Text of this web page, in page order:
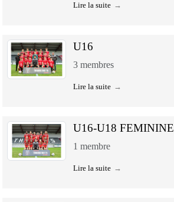
Lire la suite
U16
3 membres
Lire la suite
U16-U18 FEMININE
1 membre
Lire la suite